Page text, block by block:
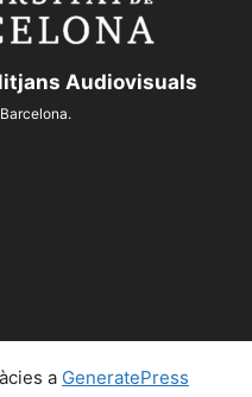
Audiovisuals
a GeneratePress